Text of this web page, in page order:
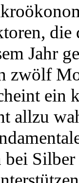
die
Jahr
zwölf
ein
allzu
bei